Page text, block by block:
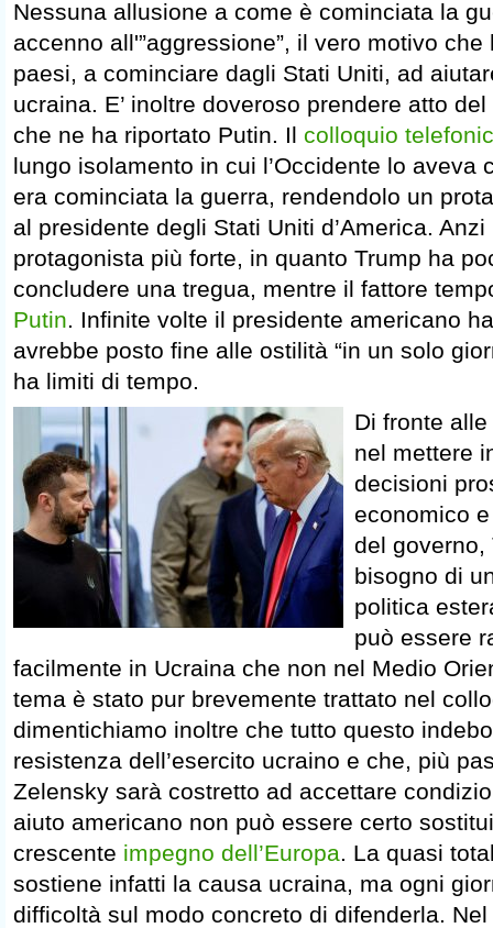
Nessuna allusione a come è cominciata la
accenno all'”aggressione”, il vero motivo
paesi, a cominciare dagli Stati Uniti, ad
ucraina. E’ inoltre doveroso prendere atto
che ne ha riportato Putin. Il colloquio
lungo isolamento in cui l’Occidente lo aveva
era cominciata la guerra, rendendolo un
al presidente degli Stati Uniti d’America.
protagonista più forte, in quanto Trump ha
concludere una tregua, mentre il fattore
Putin . Infinite volte il presidente americano
avrebbe posto fine alle ostilità “in un solo
ha limiti di tempo.
Di fronte
nel mettere
decisioni
economico
del governo,
bisogno di
politica
può essere
facilmente in Ucraina che non nel Medio
tema è stato pur brevemente trattato nel
dimentichiamo inoltre che tutto questo
resistenza dell’esercito ucraino e che, più
Zelensky sarà costretto ad accettare
aiuto americano non può essere certo
crescente impegno dell’Europa. La quasi
sostiene infatti la causa ucraina, ma ogni
difficoltà sul modo concreto di difenderla.